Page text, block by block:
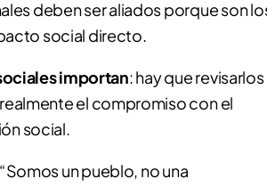
deben ser aliados porque son
social directo.
importan: hay que revisarlos
el compromiso con el
social.
un pueblo, no una